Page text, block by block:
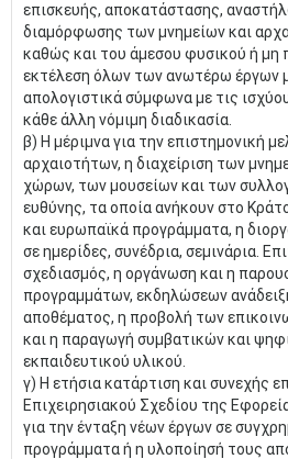
επισκευής, αποκατάστασης,
διαμόρφωσης των μνημείων και
καθώς και του άμεσου φυσικού ή μη
εκτέλεση όλων των ανωτέρω έργων
απολογιστικά σύμφωνα με τις
κάθε άλλη νόμιμη διαδικασία.
β) Η μέριμνα για την επιστημονική
αρχαιοτήτων, η διαχείριση των
χώρων, των μουσείων και των
ευθύνης, τα οποία ανήκουν στο
και ευρωπαϊκά προγράμματα, η
σε ημερίδες, συνέδρια, σεμινάρια.
σχεδιασμός, η οργάνωση και η
προγραμμάτων, εκδηλώσεων
αποθέματος, η προβολή των
και η παραγωγή συμβατικών και
εκπαιδευτικού υλικού.
γ) Η ετήσια κατάρτιση και συνεχής
Επιχειρησιακού Σχεδίου της
για την ένταξη νέων έργων σε
προγράμματα ή η υλοποίησή τους